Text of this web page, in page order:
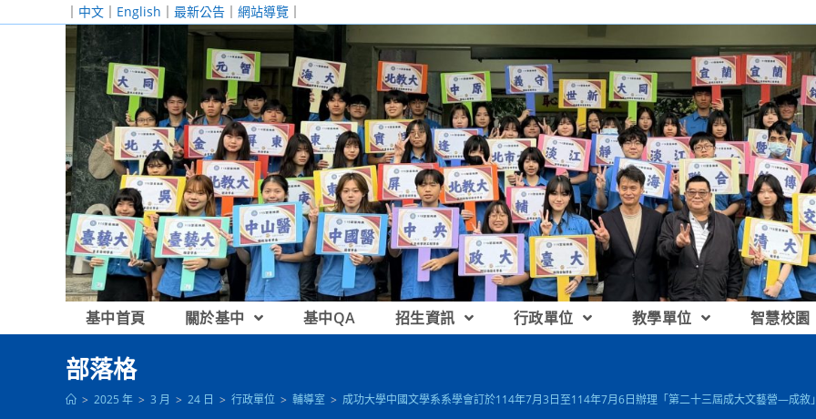
｜ 中文 ｜ English ｜ 最新公告 ｜ 網站導覽 ｜
基中首頁 關於基中 基中QA 招生資訊 行政單位 教學單位 智慧校園
部落格
> 2025 年 > 3 月 > 24 日 > 行政單位 > 輔導室 > 成功大學中國文學系系學會訂於114年7月3日至114年7月6日辦理「第二十三屆成大文藝營—成敘」